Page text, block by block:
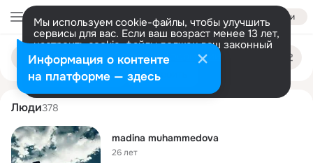
Войти
Мы используем cookie-файлы, чтобы улучшить
сервисы для вас. Если ваш возраст менее 13 лет,
настроить cookie-файлы должен ваш законный
представитель. Больше информации
Разрешить все Настроить
Поиск
людям
madina muhammedova
Люди378
madina muhammedova
26 лет
Информация о контенте
на платформе — здесь